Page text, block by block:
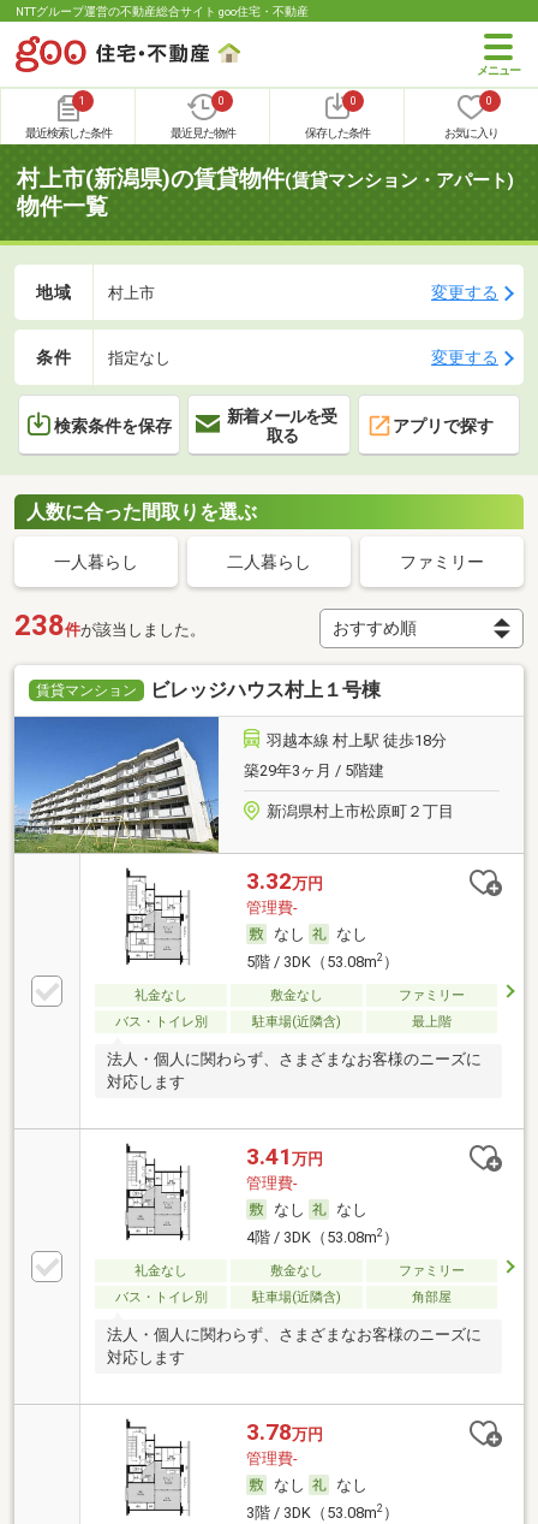
NTTグループ運営の不動産総合サイト goo住宅・不動産
1
最近検索した条件
0
最近見た物件
0
保存した条件
0
お気に入り
村上市(新潟県)の賃貸物件(賃貸マンション・アパート)
物件一覧
地域 村上市 変更する
条件 指定なし 変更する
検索条件を保存
新着メールを受
取る
アプリで探す
人数に合った間取りを選ぶ
一人暮らし 二人暮らし ファミリー
238件が該当しました。
賃貸マンション ビレッジハウス村上１号棟
羽越本線 村上駅 徒歩18分
築29年3ヶ月 / 5階建
新潟県村上市松原町２丁目
3.32万円
管理費-
なし
なし
5階 / 3DK（53.08m2）
礼金なし 敷金なし
ファミリー
バス・トイレ別
駐車場(近隣含) 最上階
法人・個人に関わらず、さまざまなお客様のニーズに
対応します
3.41 万円
管理費-
なし
なし
4階 / 3DK（53.08m2）
礼金なし 敷金なし
ファミリー
バス・トイレ別
駐車場(近隣含) 角部屋
法人・個人に関わらず、さまざまなお客様のニーズに
対応します
3.78万円
管理費-
なし
なし
3階 / 3DK（53.08m2）